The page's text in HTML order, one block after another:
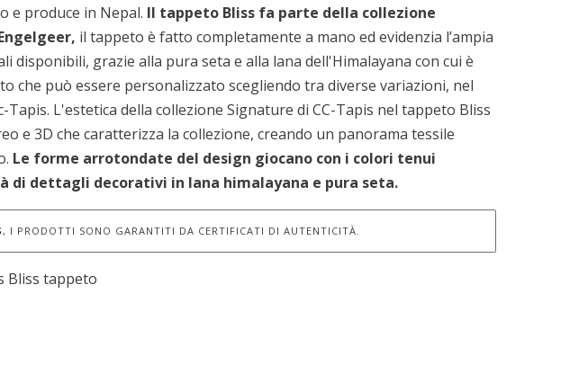
e produce in Nepal. Il tappeto Bliss fa parte della collezione
il tappeto è fatto completamente a mano ed evidenzia l’ampia
disponibili, grazie alla pura seta e alla lana dell'Himalayana con cui è
che può essere personalizzato scegliendo tra diverse variazioni, nel
L'estetica della collezione Signature di CC-Tapis nel tappeto Bliss
e 3D che caratterizza la collezione, creando un panorama tessile
Le forme arrotondate del design giocano con i colori tenui
di dettagli decorativi in lana himalayana e pura seta.
, I PRODOTTI SONO GARANTITI DA CERTIFICATI DI AUTENTICITÀ.